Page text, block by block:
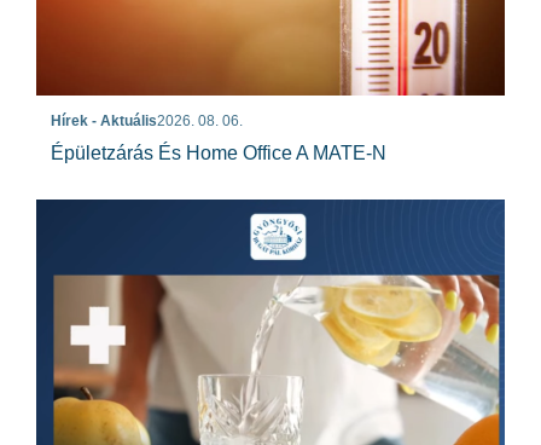
Hírek - Aktuális2026. 08. 06.
Épületzárás És Home Office A MATE-N